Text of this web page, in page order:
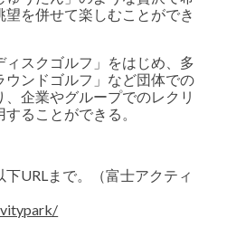
を併せて楽しむことができ
スクゴルフ」をはじめ、多
ウンドゴルフ」など団体での
企業やグループでのレクリ
ることができる。
URLまで。（富士アクティ